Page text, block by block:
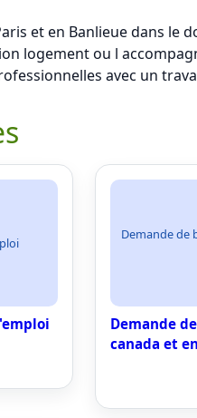
et en Banlieue dans le
logement ou l
avec un
Demande de
Demande
canada et